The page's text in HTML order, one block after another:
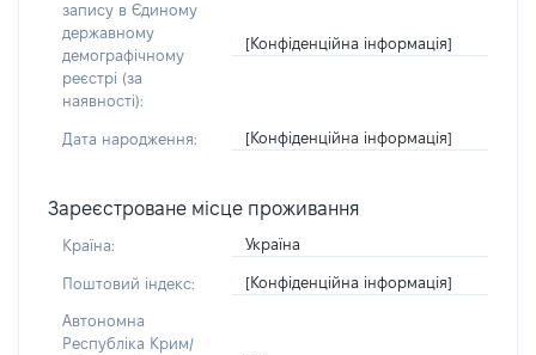
запису в Єдиному
державному
демографічному
реєстрі (за
наявності):
[Конфіденційна інформація]
Дата народження: [Конфіденційна інформація]
Зареєстроване місце проживання
Країна: Україна
Поштовий індекс: [Конфіденційна інформація]
Автономна
Республіка Крим/